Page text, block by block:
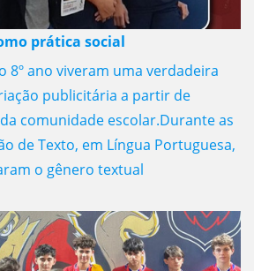
prática social
8º ano viveram uma verdadeira
publicitária a partir de
comunidade escolar.Durante as
de Texto, em Língua Portuguesa,
o gênero textual